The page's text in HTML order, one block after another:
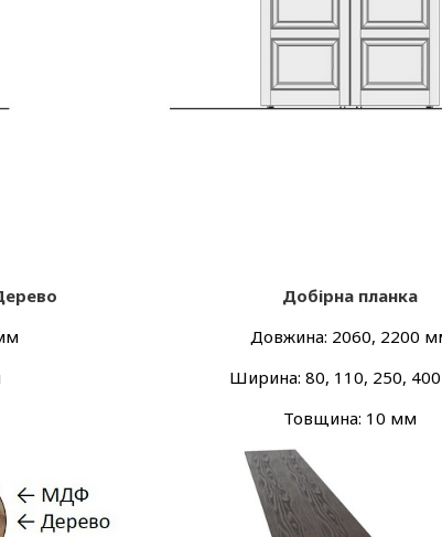
Добірна планка
Довжина: 2060, 2200
Ширина: 80, 110, 250,
Товщина: 10 мм